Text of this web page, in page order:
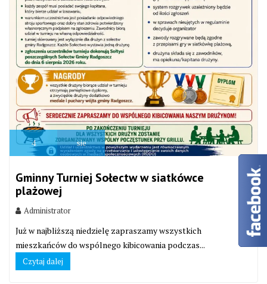
4 sie
Gminny Turniej Sołectw w siatkówce
plażowej
Administrator
Już w najbliższą niedzielę zapraszamy wszystkich
mieszkańców do wspólnego kibicowania podczas...
Czytaj dalej